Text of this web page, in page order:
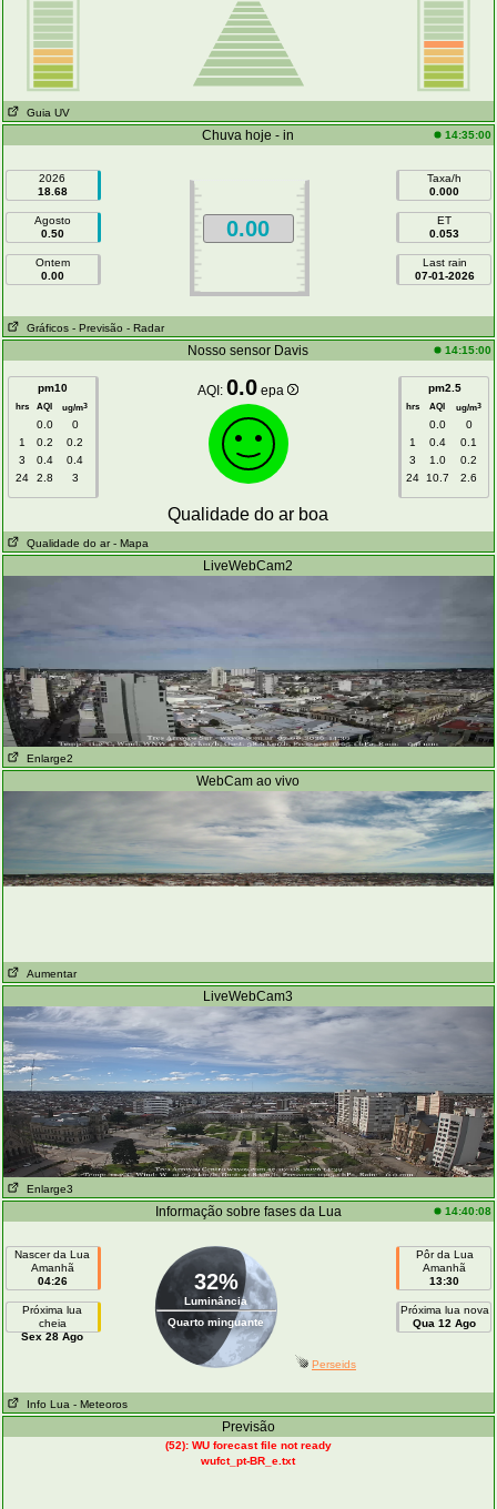
Guia UV
Chuva hoje - in 14:35:00
2026
18.68
Agosto
0.50
Ontem
0.00
0.00
Taxa/h
0.000
ET
0.053
Last rain
07-01-2026
Gráficos - Previsão - Radar
Nosso sensor Davis 14:15:00
pm10
hrs AQI ug/m3
0.0
0
1
0.2
0.2
3
0.4
0.4
24
2.8 3
AQI:0.0 epa pm2.5
hrs AQI ug/m3
0.0
0
1
0.4
0.1
3
1.0
0.2
24
10.7 2.6
Qualidade do ar boa
Qualidade do ar - Mapa
LiveWebCam2
Enlarge2
WebCam ao vivo
Aumentar
LiveWebCam3
Enlarge3
Informação sobre fases da Lua 14:40:08
Nascer da Lua
Amanhã
04:26
Próxima lua
cheia
Sex 28 Ago
32%
Luminância
Quarto minguante
Pôr da Lua
Amanhã
13:30
Próxima lua nova
Qua 12 Ago
Perseids
Info Lua - Meteoros
Previsão
(52): WU forecast file not ready
wufct_pt-BR_e.txt